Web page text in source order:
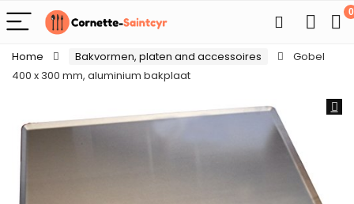
0
Home Bakvormen, platen and accessoires
Gobel
400 x 300 mm, aluminium bakplaat